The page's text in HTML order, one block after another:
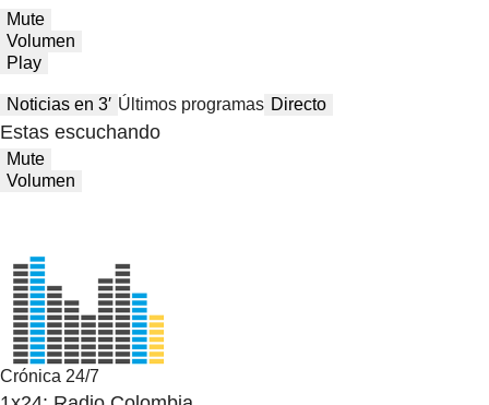
Mute
Volumen
Play
Noticias en 3′ Últimos programas Directo
Estas escuchando
Mute
Volumen
Crónica 24/7